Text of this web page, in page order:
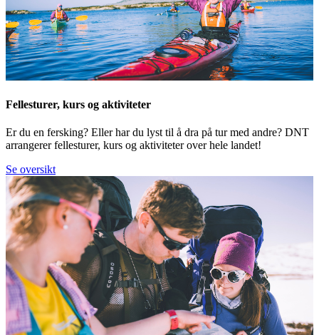
Fellesturer, kurs og aktiviteter
Er du en fersking? Eller har du lyst til å dra på tur med andre? DNT
arrangerer fellesturer, kurs og aktiviteter over hele landet!
Se oversikt